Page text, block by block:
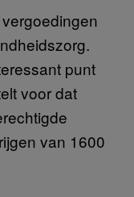
punt
voor dat
van 1600